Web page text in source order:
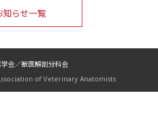
知らせ一覧
会／獣医解剖分科会
of Veterinary Anatomists